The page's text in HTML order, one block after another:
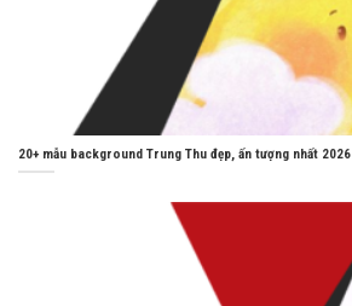
20+ mẫu background Trung Thu đẹp, ấn tượng nhất 2026